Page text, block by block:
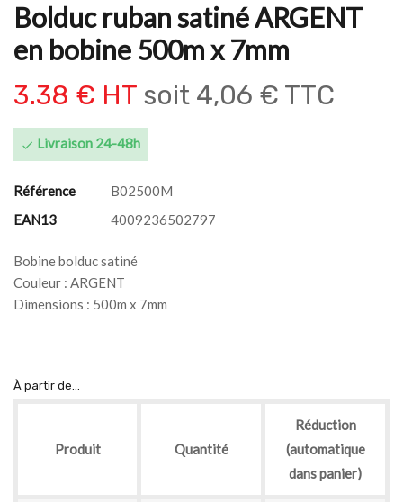
Bolduc ruban satiné ARGENT
en bobine 500m x 7mm
3.38 € HT soit 4,06 € TTC
 Livraison 24-48h
Référence
B02500M
EAN13
4009236502797
Bobine bolduc satiné
Couleur : ARGENT
Dimensions : 500m x 7mm
À partir de...
Produit Quantité
Réduction
(automatique
dans panier)